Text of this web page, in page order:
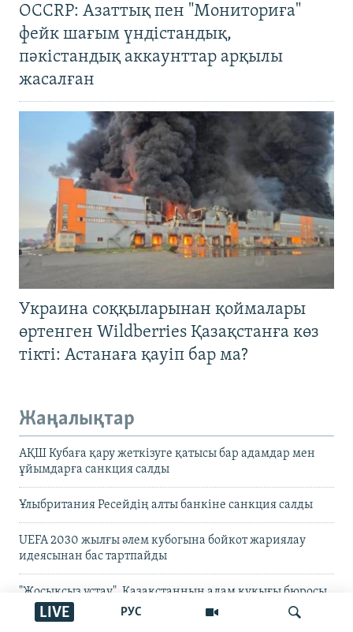
РУС
LIVE
OCCRP: Азаттық пен "Мониториға"
фейк шағым үндістандық,
пәкістандық аккаунттар арқылы
жасалған
Украина соққыларынан қоймалары
өртенген Wildberries Қазақстанға көз
тікті: Астанаға қауіп бар ма?
Жаңалықтар
АҚШ Кубаға қару жеткізуге қатысы бар адамдар мен
ұйымдарға санкция салды
Ұлыбритания Ресейдің алты банкіне санкция салды
UEFA 2030 жылғы әлем кубогына бойкот жариялау
идеясынан бас тартпайды
"Жосықсыз ұстау". Қазақстанның адам құқығы бюросы
Ермек Нарымбаев жайлы мәлімдеме жасады